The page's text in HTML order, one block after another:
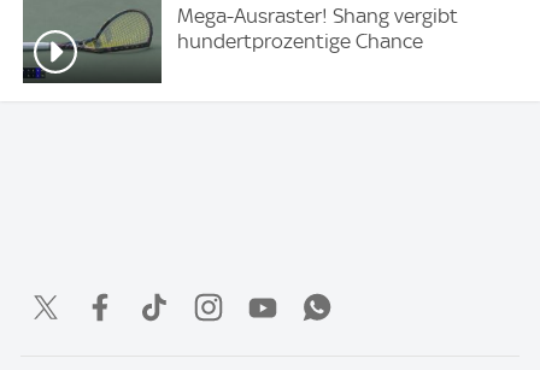
Mega-Ausraster! Shang vergibt
hundertprozentige Chance